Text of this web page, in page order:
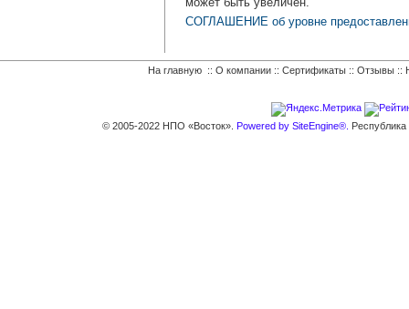
СОГЛАШЕНИЕ об уровне
На главную :: О компании :: Сертификаты :: Отзывы ::
© 2005-2022 НПО «Восток». Powered by SiteEngine®.